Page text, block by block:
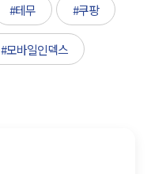
#테무 #쿠팡
#모바일인덱스